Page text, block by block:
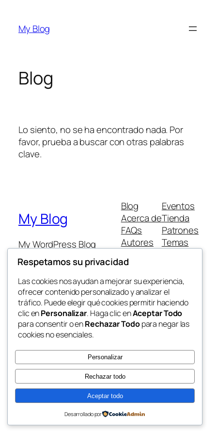
contenido
My Blog
Blog
Lo siento, no se ha encontrado nada. Por
favor, prueba a buscar con otras palabras
clave.
My Blog
My WordPress Blog
Blog
Acerca de
FAQs
Autores
Eventos
Tienda
Patrones
Temas
Twenty Twenty-Five Diseñado conWordPress
Respetamos su privacidad
Las cookies nos ayudan a mejorar su experiencia,
ofrecer contenido personalizado y analizar el
tráfico. Puede elegir qué cookies permitir haciendo
clic enPersonalizar. Haga clic enAceptar Todo
para consentir o enRechazar Todopara negar las
cookies no esenciales.
Personalizar
Rechazar todo
Aceptar todo
Desarrollado por